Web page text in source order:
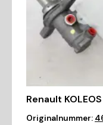
Renault
Originalnummer: